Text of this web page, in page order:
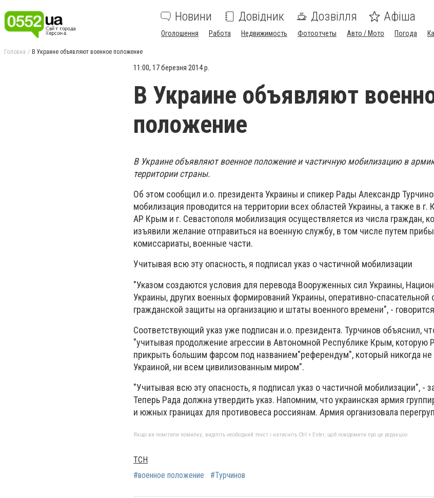
Новини Довідник Дозвілля Афіша
Оголошення Работа Недвижимость Фотоотчеты Авто / Мото Погода
Головна В Украине объявляют военное положение
11:00, 17 березня 2014 р.
В Украине объявляют
положение
В Украине объявляют военное положение и частичную мобилизацию в
территории страны.
Об этом сообщил и.о. президента Украины и спикер Рады Александр
мобилизация проводится на территории всех областей Украины, а также в г.
АР Крым и г. Севастополя мобилизация осуществляется из числа граждан,
изъявили желание отправиться на военную службу, в том числе путем
комиссариаты, военные части.
Учитывая всю эту опасность, я подписал указ о частичной мобилизации
"Указом создаются условия для перевода Вооруженных сил Украины,
Украины, других военных формирований Украины, оперативно-спасательной
гражданской защиты на организацию и штаты военного времени", -
Соответствующий указ уже подписан и.о. президента. Турчинов объяснил,
"учитывая продолжение агрессии в Автономной Республике Крым, которую
прикрыть большим фарсом под названием"референдум", который никогда не
Украиной, ни всем цивилизованным миром".
"Учитывая всю эту опасность, я подписал указ о частичной мобилизации", -
Теперь Рада должна утвердить указ. Напомним, что украинская армия
и южных границах для противовеса россиянам. Армия организовала
Якщо ви помітили помилку, виділіть необхідний текст і натисніть Ctrl + Enter, щоб повідомити про це редакцію
ТСН
#военное положение
#Турчинов